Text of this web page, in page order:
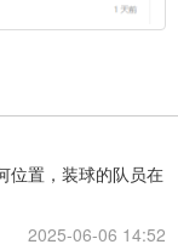
位置，装球的队员在
2025-06-06 14:52